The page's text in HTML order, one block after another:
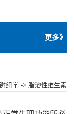
更多》
组学 -> 脂溶性维生素